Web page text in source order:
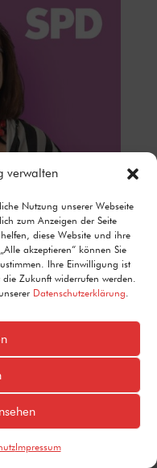
verwalten
Nutzung unserer Webseite
zum Anzeigen der Seite
diese Website und ihre
akzeptieren“ können Sie
Ihre Einwilligung ist
Zukunft widerrufen werden.
Datenschutzerklärung.
Impressum